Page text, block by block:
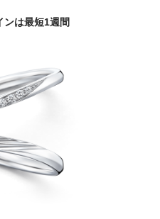
ンは最短1週間